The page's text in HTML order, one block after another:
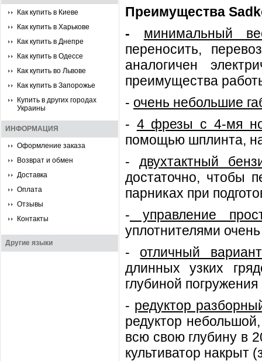
Как купить в Киеве
Как купить в Харькове
Как купить в Днепре
Как купить в Одессе
Как купить во Львове
Как купить в Запорожье
Купить в других городах
Украины
ИНФОРМАЦИЯ
Оформление заказа
Возврат и обмен
Доставка
Оплата
Отзывы
Контакты
Другие языки
Преимущества
- минимальный
переносить,
аналогичен
преимущества
- очень небольшие
- 4 фрезы с 4-мя
помощью шплинта,
-двухтактный
достаточно, чтобы
парниках при
- управление
уплотнителями
- отличный
длинных узких
глубиной
- редуктор
редуктор
всю свою глубину в
культиватор накрыт